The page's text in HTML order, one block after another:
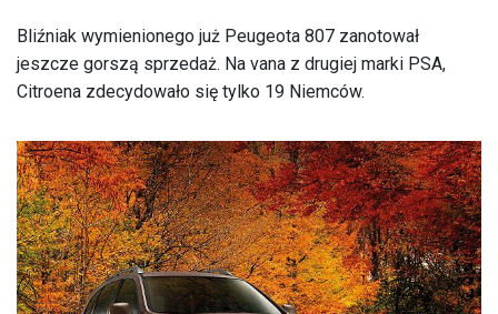
Bliźniak wymienionego już Peugeota 807 zanotował
jeszcze gorszą sprzedaż. Na vana z drugiej marki PSA,
Citroena zdecydowało się tylko 19 Niemców.